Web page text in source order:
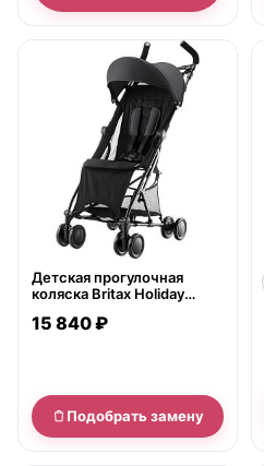
нет в продаже
Детская прогулочная
коляска Britax Holiday
15 840 ₽
Подобрать замену